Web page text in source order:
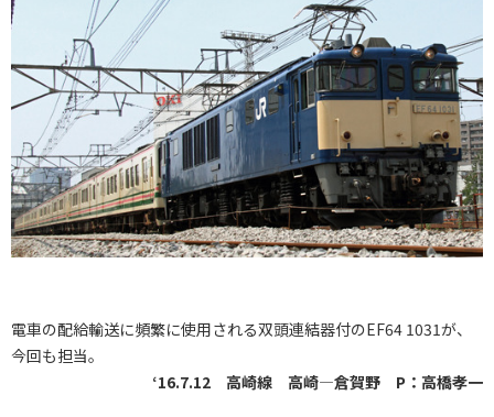
電車の配給輸送に頻繁に使用される双頭連結器付のEF64 1031が、
今回も担当。
‘16.7.12 高崎線 高崎―倉賀野 P：高橋孝一